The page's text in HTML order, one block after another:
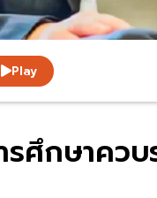
Play
ศึกษาคว